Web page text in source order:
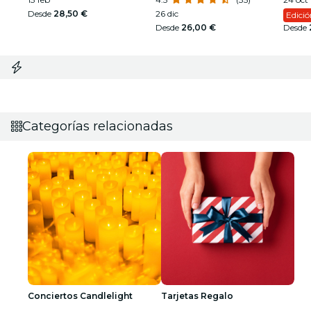
Desde 28,50 €
26 dic
Desde 26,00 €
Desde
Categorías relacionadas
Conciertos Candlelight Tarjetas Regalo